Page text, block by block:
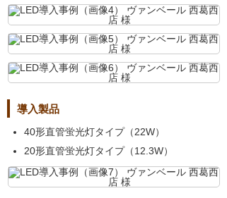
導入製品
40形直管蛍光灯タイプ（22W）
20形直管蛍光灯タイプ（12.3W）